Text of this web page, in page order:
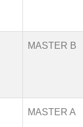
MASTER B
MASTER A